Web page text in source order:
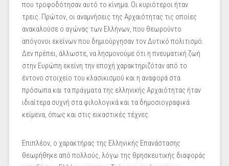
που τροφοδότησαν αυτό το κίνημα. Οι κυριότεροι ήταν
τρεις. Πρώτον, οι αναμνήσεις της Αρχαιότητας τις οποίες
ανακαλούσε ο αγώνας των Ελλήνων, που θεωρούντο
απόγονοι εκείνων που δημιούργησαν τον Δυτικό πολιτισμό.
Δεν πρέπει, άλλωστε, να λησμονούμε ότι η πνευματική ζωή
στην Ευρώπη εκείνη την εποχή χαρακτηριζόταν από το
έντονο στοιχείο του κλασικισμού και η αναφορά στα
πρόσωπα και τα πράγματα της ελληνικής Αρχαιότητας ήταν
ιδιαίτερα συχνή στα φιλολογικά και τα δημοσιογραφικά
κείμενα, όπως και στις εικαστικές τέχνες.
Επιπλέον, ο χαρακτήρας της Ελληνικής Επανάστασης
θεωρήθηκε από πολλούς, λόγω της θρησκευτικής διαφοράς